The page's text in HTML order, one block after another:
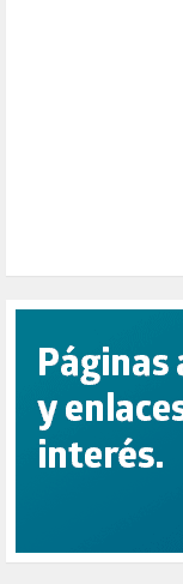
PUERTO DE
RACISMO (1)
RELIGIÓN (114)
REPUBLICA (1)
SALUD (108)
SENSIBILIZACIÓN
SINDICATOS (12)
TTIP (6)